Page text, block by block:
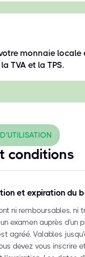
monnaie locale
TVA et la TPS.
conditions
et expiration du
ni remboursables, ni
examen auprès d'un
agréé. Valables
devez vous inscrire